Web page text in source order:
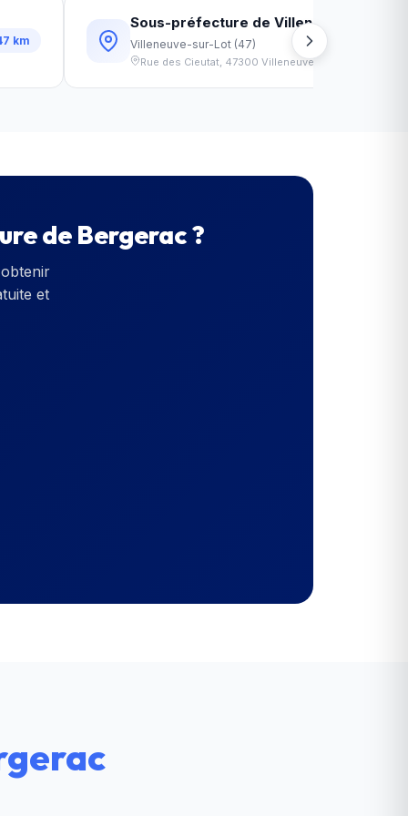
km
Sous-préfecture de Villeneuve-sur-Lot
Villeneuve-sur-Lot (47)
Rue des Cieutat, 47300 Villeneuve-sur-Lot
de Bergerac?
et